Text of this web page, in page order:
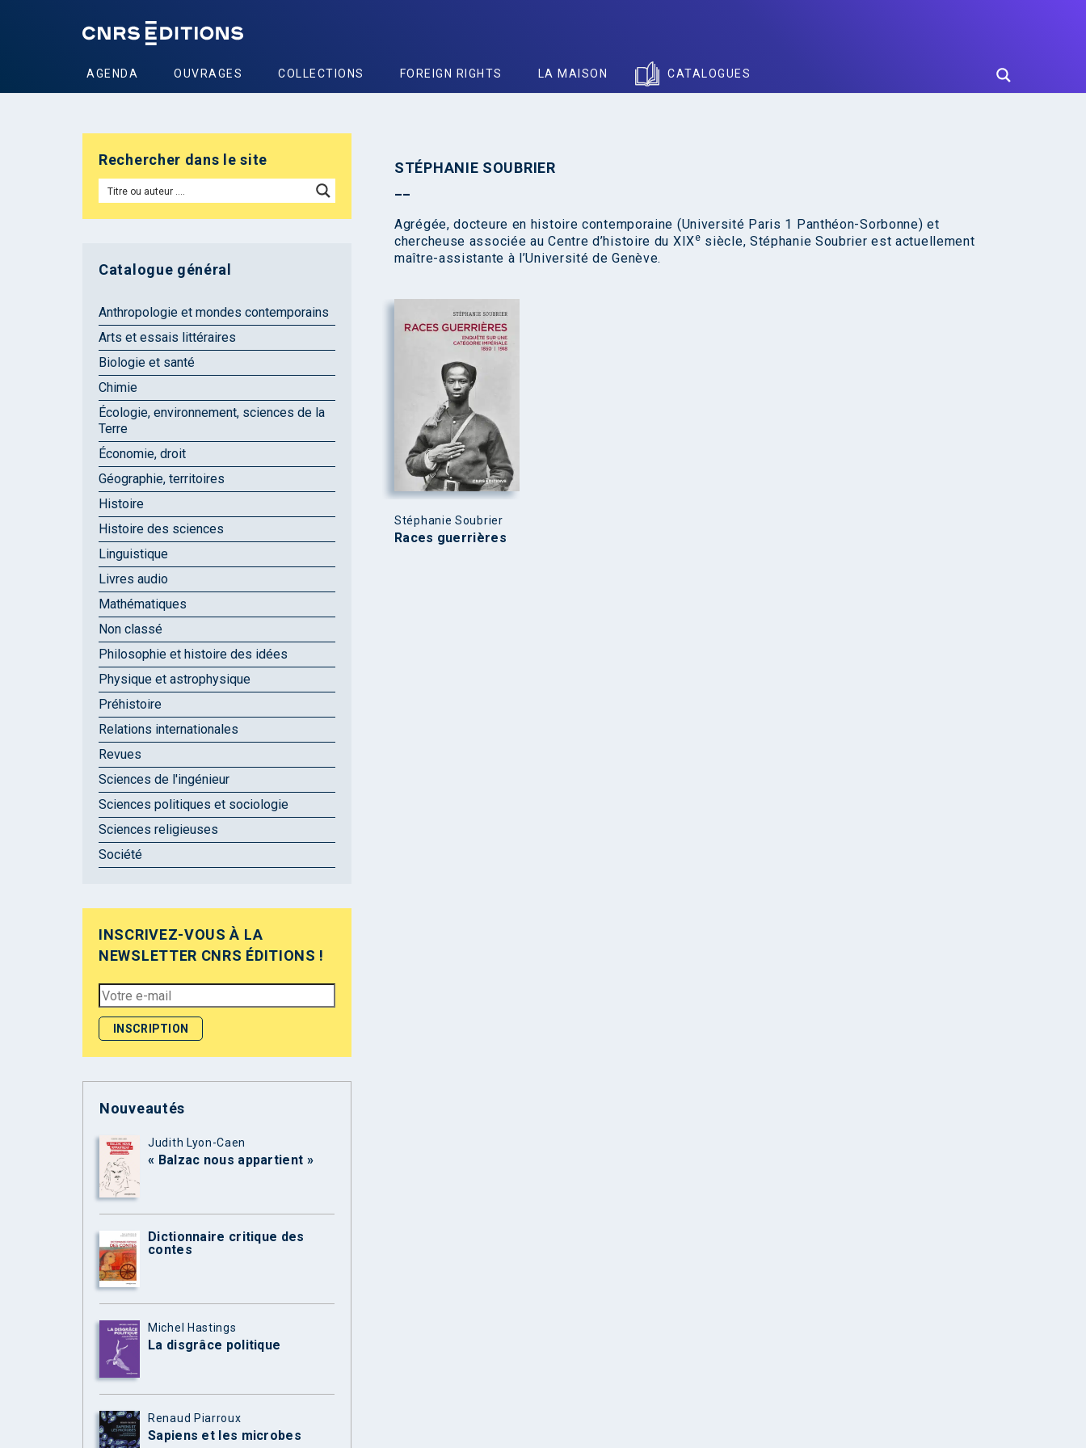
AGENDA OUVRAGES COLLECTIONS FOREIGN RIGHTS LA MAISON CATALOGUES
STÉPHANIE SOUBRIER
Agrégée, docteure en histoire contemporaine (Université Paris 1 Panthéon-Sorbonne) et
chercheuse associée au Centre d’histoire du XIXe siècle, Stéphanie Soubrier est actuellement
maître-assistante à l’Université de Genève.
Stéphanie Soubrier
Races guerrières
Rechercher dans le site
Catalogue général
Anthropologie et mondes contemporains
Arts et essais littéraires
Biologie et santé
Chimie
Écologie, environnement, sciences de la
Terre
Économie, droit
Géographie, territoires
Histoire
Histoire des sciences
Linguistique
Livres audio
Mathématiques
Non classé
Philosophie et histoire des idées
Physique et astrophysique
Préhistoire
Relations internationales
Revues
Sciences de l'ingénieur
Sciences politiques et sociologie
Sciences religieuses
Société
INSCRIVEZ-VOUS À LA
NEWSLETTER CNRS ÉDITIONS !
Nouveautés
Judith Lyon-Caen
« Balzac nous appartient »
Dictionnaire critique des
contes
Michel Hastings
La disgrâce politique
Renaud Piarroux
Sapiens et les microbes